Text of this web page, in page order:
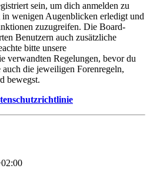
sein, um dich anmelden zu
wenigen Augenblicken erledigt und
zuzugreifen. Die Board-
Benutzern auch zusätzliche
bitte unsere
verwandten Regelungen, bevor du
die jeweiligen Forenregeln,
bewegst.